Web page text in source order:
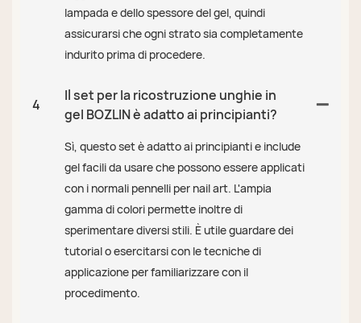
lampada e dello spessore del gel, quindi
assicurarsi che ogni strato sia completamente
indurito prima di procedere.
4
Il set per la ricostruzione unghie in
gel BOZLIN è adatto ai principianti?
Sì, questo set è adatto ai principianti e include
gel facili da usare che possono essere applicati
con i normali pennelli per nail art. L'ampia
gamma di colori permette inoltre di
sperimentare diversi stili. È utile guardare dei
tutorial o esercitarsi con le tecniche di
applicazione per familiarizzare con il
procedimento.